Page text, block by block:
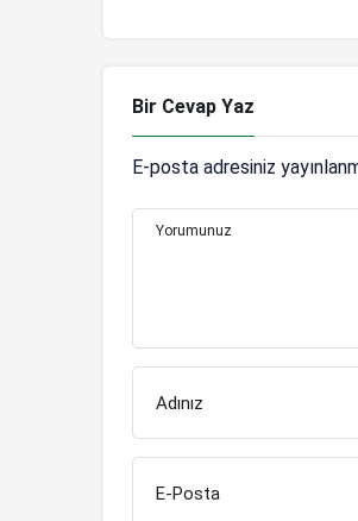
Bir Cevap Yaz
E-posta adresiniz
Yorumunuz
Adınız
E-Posta